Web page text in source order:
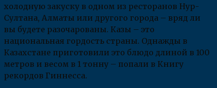
холодную закуску в одном из ресторанов Нур-
Султана, Алматы или другого города – вряд ли
вы будете разочарованы. Казы – это
национальная гордость страны. Однажды в
Казахстане приготовили это блюдо длиной в 100
метров и весом в 1 тонну – попали в Книгу
рекордов Гиннесса.